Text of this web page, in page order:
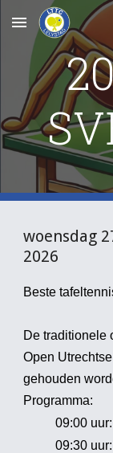
Skip to main
woensdag
2026
Beste
De traditionele
Open
gehouden
Programma:
09:00
09:30